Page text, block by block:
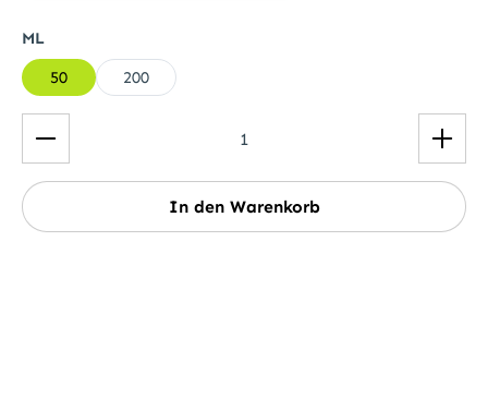
MLauswählen
50 200
Produkt Anzahl: Gib den gewünschten Wert ein
In den Warenkorb